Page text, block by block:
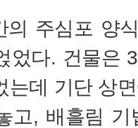
의 주심포 양
었다. 건물은
는데 기단 상
고, 배흘림